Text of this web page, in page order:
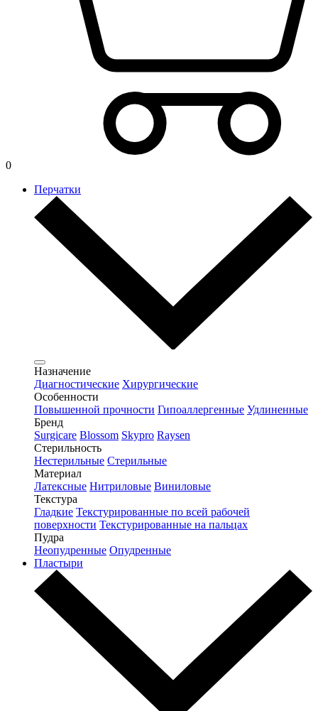
0
Перчатки
Назначение
Диагностические Хирургические
Особенности
Повышенной прочности Гипоаллергенные Удлиненные
Бренд
Surgicare Blossom Skypro Raysen
Стерильность
Нестерильные Стерильные
Материал
Латексные Нитриловые Виниловые
Текстура
Гладкие Текстурированные по всей рабочей
поверхности Текстурированные на пальцах
Пудра
Неопудренные Опудренные
Пластыри